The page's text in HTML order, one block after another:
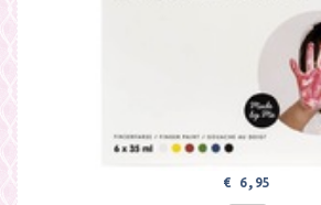
€ 6,95